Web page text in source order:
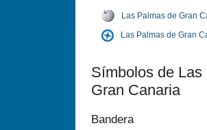
Las Palmas de Gran
Las Palmas de Gran
Símbolos de Las
Gran Canaria
Bandera